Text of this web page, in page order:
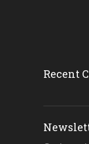
Recent